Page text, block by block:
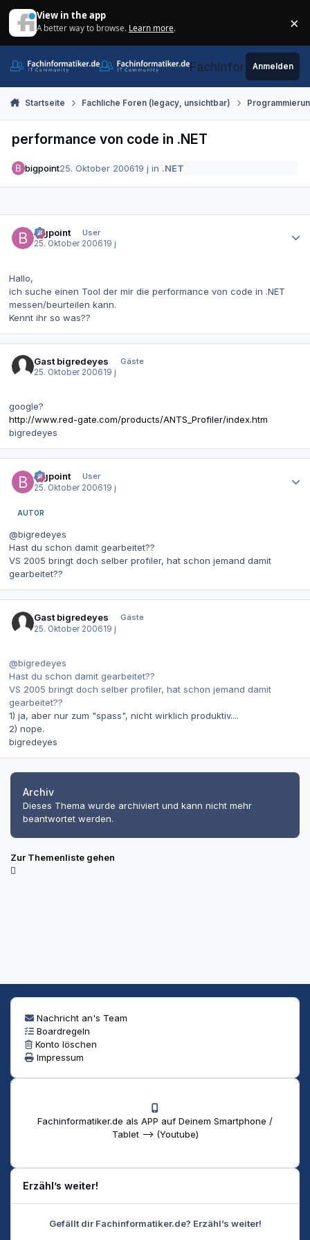
View in the app
A better way to browse. Learn more. ×
Fachinformatiker.de
Anmelden
Startseite Fachliche Foren (legacy, unsichtbar)
performance von code in .NET
bigpoint25. Oktober 200619 j in .NET
bigpoint
User
25. Oktober 200619 j
Hallo,
ich suche einen Tool der mir die performance von code in .NET
messen/beurteilen kann.
Kennt ihr so was??
Gast bigredeyes
Gäste
25. Oktober 200619 j
google?
http://www.red-gate.com/products/ANTS_Profiler/index.htm
bigredeyes
bigpoint
User
25. Oktober 200619 j
AUTOR
@bigredeyes
Hast du schon damit gearbeitet??
VS 2005 bringt doch selber profiler, hat schon jemand damit
gearbeitet??
Gast bigredeyes
Gäste
25. Oktober 200619 j
@bigredeyes
Hast du schon damit gearbeitet??
VS 2005 bringt doch selber profiler, hat schon jemand damit
gearbeitet??
1) ja, aber nur zum "spass", nicht wirklich produktiv....
2) nope.
bigredeyes
Archiv
Dieses Thema wurde archiviert und kann nicht mehr
beantwortet werden.
Zur Themenliste gehen
Nachricht an's Team
Boardregeln
Konto löschen
Impressum
Fachinformatiker.de als APP auf Deinem Smartphone /
Tablet --> (Youtube)
Erzähl’s weiter!
Gefällt dir Fachinformatiker.de? Erzähl’s weiter!